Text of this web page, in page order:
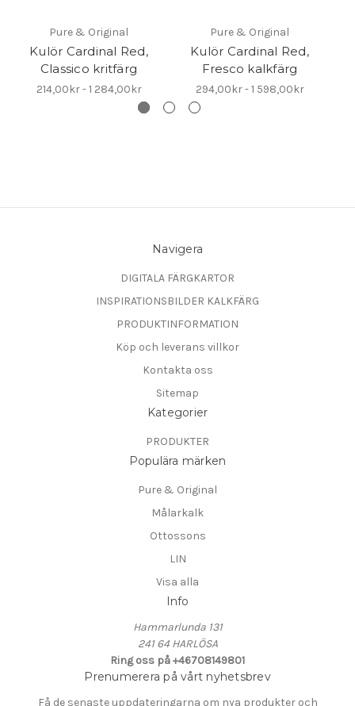
Pure & Original
Kulör Cardinal Red,
Classico kritfärg
214,00kr - 1 284,00kr
Pure & Original
Kulör Cardinal Red,
Fresco kalkfärg
294,00kr - 1 598,00kr
Navigera
DIGITALA FÄRGKARTOR
INSPIRATIONSBILDER KALKFÄRG
PRODUKTINFORMATION
Köp och leverans villkor
Kontakta oss
Sitemap
Kategorier
PRODUKTER
Populära märken
Pure & Original
Målarkalk
Ottossons
LIN
Visa alla
Info
Hammarlunda 131
241 64 HARLÖSA
Ring oss på +46708149801
Prenumerera på vårt nyhetsbrev
Få de senaste uppdateringarna om nya produkter och